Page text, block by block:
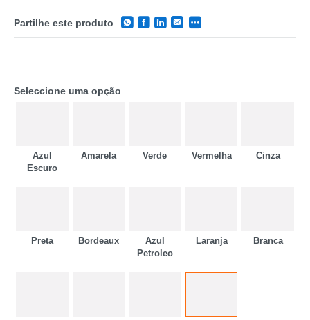
Partilhe este produto
Seleccione uma opção
Azul
Escuro
Amarela Verde Vermelha Cinza
Preta Bordeaux
Azul
Petroleo
Laranja Branca